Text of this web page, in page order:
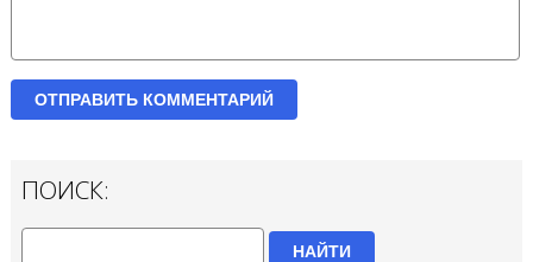
ПОИСК:
НАЙТИ